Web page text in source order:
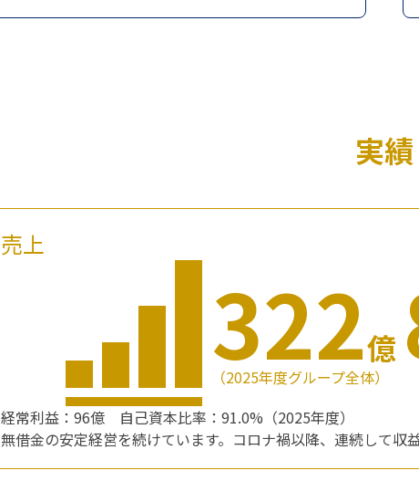
実績
売上
322億
（2025年度グループ全体）
経常利益：96億 自己資本比率：91.0%（2025年度）
無借金の安定経営を続けています。コロナ禍以降、連続して収